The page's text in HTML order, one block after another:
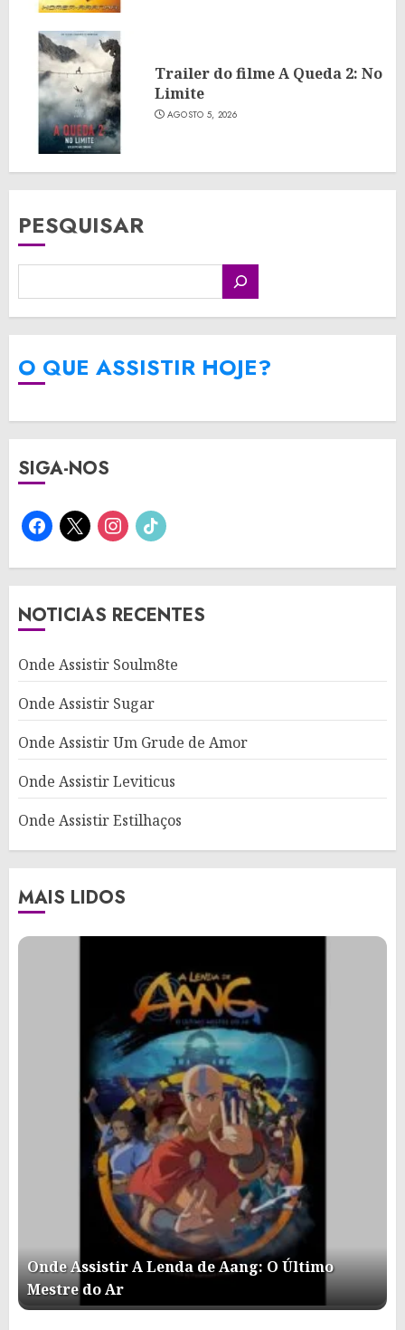
Trailer do filme A Queda 2: No
Limite
AGOSTO 5, 2026
PESQUISAR
O QUE ASSISTIR HOJE?
SIGA-NOS
facebook
x instagram
tiktok
NOTICIAS RECENTES
Onde Assistir Soulm8te
Onde Assistir Sugar
Onde Assistir Um Grude de Amor
Onde Assistir Leviticus
Onde Assistir Estilhaços
MAIS LIDOS
Onde Assistir A Lenda de Aang: O Último
Mestre do Ar